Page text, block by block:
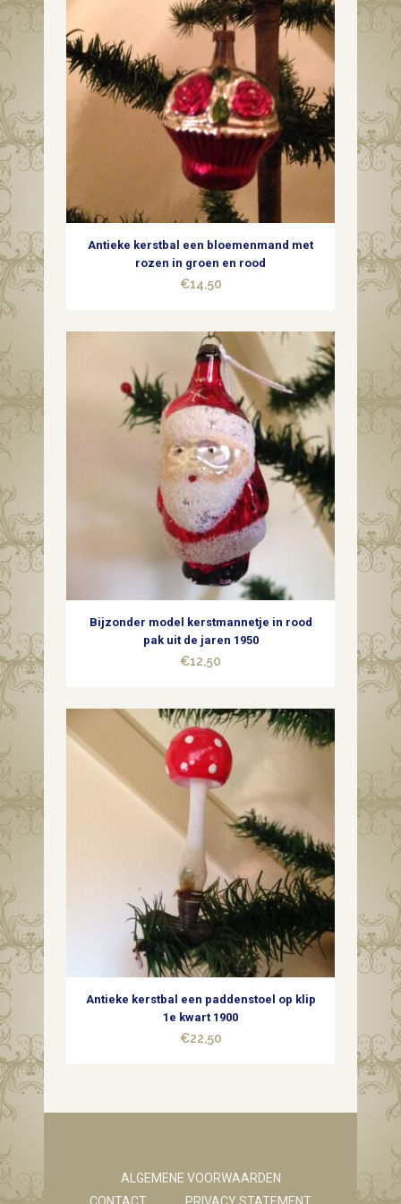
Antieke kerstbal een bloemenmand met
rozen in groen en rood
€14,50
Bijzonder model kerstmannetje in rood
pak uit de jaren 1950
€12,50
Antieke kerstbal een paddenstoel op klip
1e kwart 1900
€22,50
ALGEMENE VOORWAARDEN